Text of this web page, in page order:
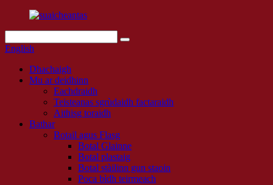
English
Dhachaigh
Mu ar deidhinn
Eachdraidh
Teisteanas sgrùdaidh factaraidh
Aithisg toraidh
Bathar
Botail agus Flasg
Botal Glainne
Botal plastaig
Botal stàilinn gun staoin
Poca bìdh teirmeach